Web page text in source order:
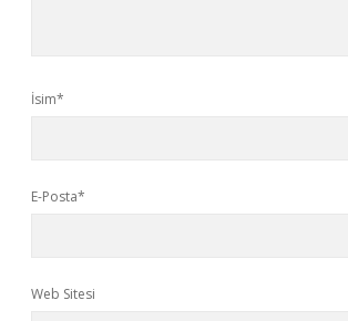
İsim*
E-Posta*
Web Sitesi